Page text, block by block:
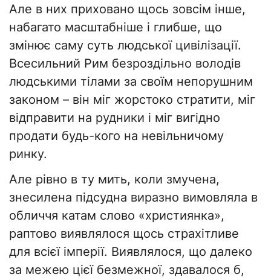
​Але в них приховано щось зовсім інше,
набагато масштабніше і глибше, що
змінює саму суть людської цивілізації.
Всесильний Рим безроздільно володів
людськими тілами за своїм непорушним
законом – він міг жорстоко стратити, міг
відправити на рудники і міг вигідно
продати будь-кого на невільничому
ринку.
​Але рівно в ту мить, коли змучена,
знесилена підсудна виразно вимовляла в
обличчя катам слово «християнка»,
раптово виявлялося щось страхітливе
для всієї імперії. Виявлялося, що далеко
за межею цієї безмежної, здавалося б,